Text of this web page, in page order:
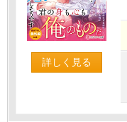
詳しく見る